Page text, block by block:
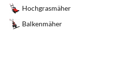
Hochgrasmäher
Balkenmäher